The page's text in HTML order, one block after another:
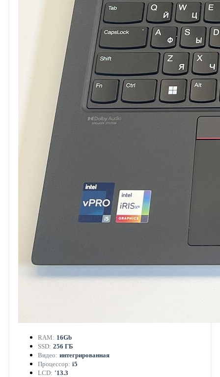
RAM: 16Gb
SSD: 256 ГБ
Видео: интегрированная
Процессор: i5
LCD: '13.3